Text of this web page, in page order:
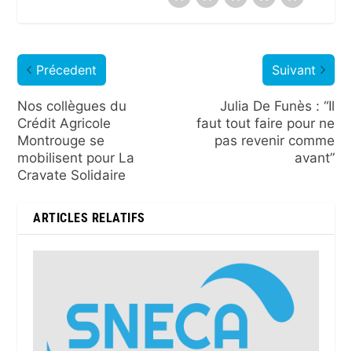
Précedent
Nos collègues du
Crédit Agricole
Montrouge se
mobilisent pour La
Cravate Solidaire
Suivant
Julia De Funès : “Il
faut tout faire pour ne
pas revenir comme
avant”
ARTICLES RELATIFS